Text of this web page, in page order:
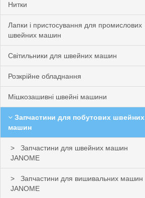
Нитки
Лапки і пристосування для промислових
швейних машин
Світильники для швейних машин
Розкрійне обладнання
Мішкозашивні швейні машини
Запчастини для побутових швейних
машин
Запчастини для швейних машин
JANOME
Запчастини для вишивальних машин
JANOME